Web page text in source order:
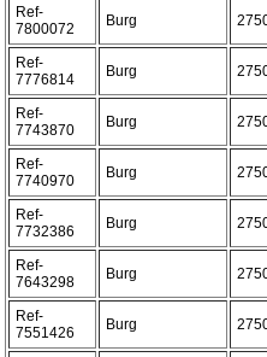
Ref-
7800072
Burg
Ref-
7776814
Burg
Ref-
7743870
Burg
Ref-
7740970
Burg
Ref-
7732386
Burg
Ref-
7643298
Burg
Ref-
7551426
Burg